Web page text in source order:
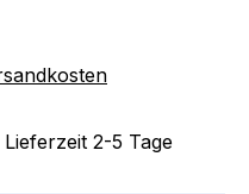
2-5 Tage